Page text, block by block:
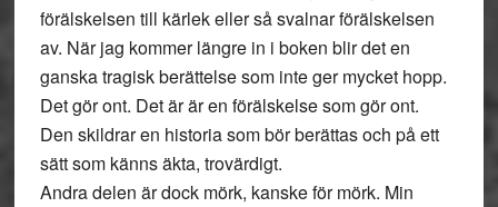
förälskelsen till kärlek eller så svalnar förälskelsen
av. När jag kommer längre in i boken blir det en
ganska tragisk berättelse som inte ger mycket hopp.
Det gör ont. Det är är en förälskelse som gör ont.
Den skildrar en historia som bör berättas och på ett
sätt som känns äkta, trovärdigt.
Andra delen är dock mörk, kanske för mörk. Min